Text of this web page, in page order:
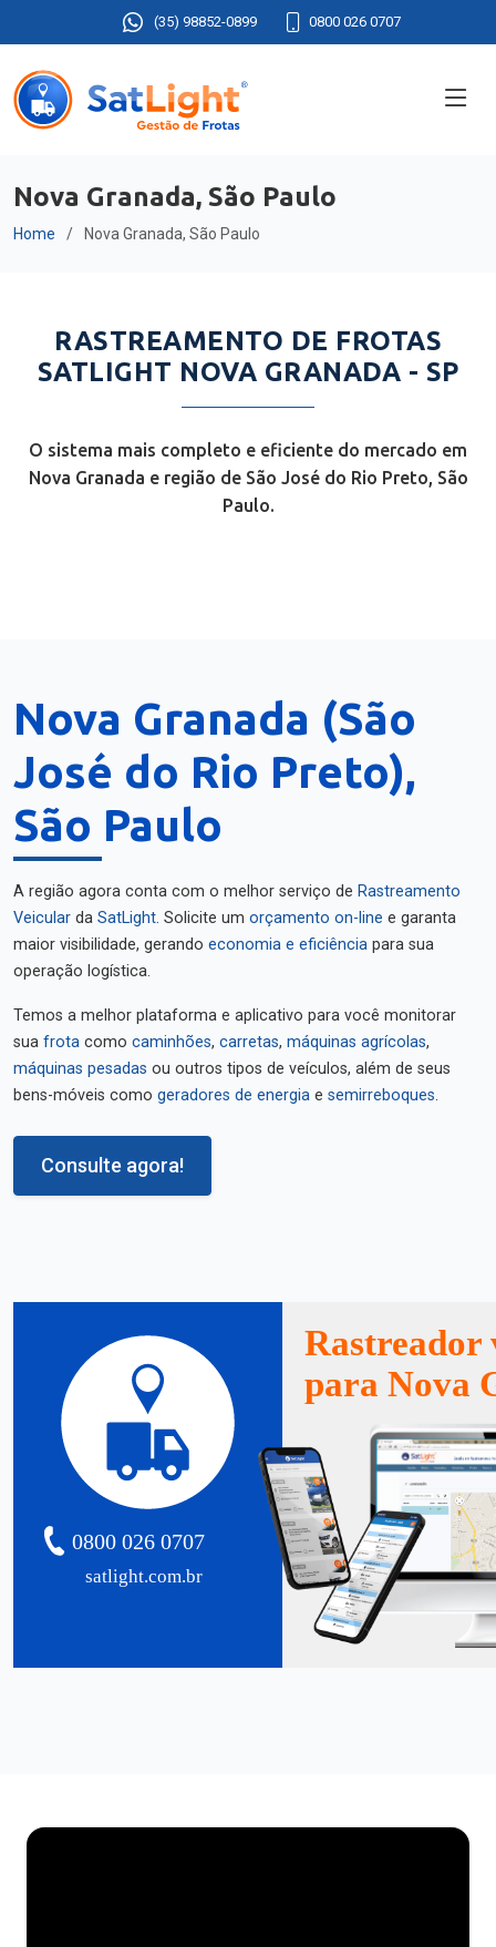
(35) 98852-0899 0800 026 0707
Nova Granada, São Paulo
Home Nova Granada, São Paulo
RASTREAMENTO DE FROTAS
SATLIGHT NOVA GRANADA - SP
O sistema mais completo e eficiente do mercado em
Nova Granada e região de São José do Rio Preto, São
Paulo.
Nova Granada (São
José do Rio Preto),
São Paulo
A região agora conta com o melhor serviço de Rastreamento
Veicular da SatLight. Solicite um orçamento on-line e garanta
maior visibilidade, gerando economia e eficiência para sua
operação logística.
Temos a melhor plataforma e aplicativo para você monitorar
sua frota como caminhões, carretas, máquinas agrícolas,
máquinas pesadas ou outros tipos de veículos, além de seus
bens-móveis como geradores de energia e semirreboques.
Consulte agora!
satlight.com.br
0800 026 0707
Rastreador
para Nova